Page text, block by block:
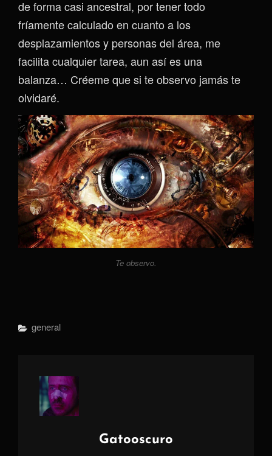
de forma casi ancestral, por tener todo
fríamente calculado en cuanto a los
desplazamientos y personas del área, me
facilita cualquier tarea, aun así es una
balanza… Créeme que si te observo jamás te
olvidaré.
Te observo.
Categorías
General
Autor:
Gatooscuro